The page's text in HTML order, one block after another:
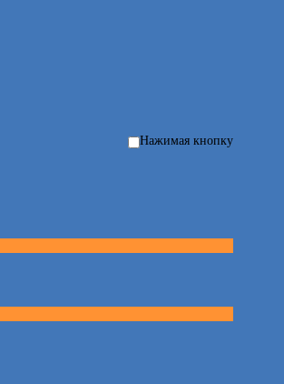
Нажимая кнопку